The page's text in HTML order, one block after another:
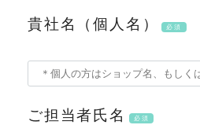
貴社名（個人名） 必須
ご担当者氏名 必須